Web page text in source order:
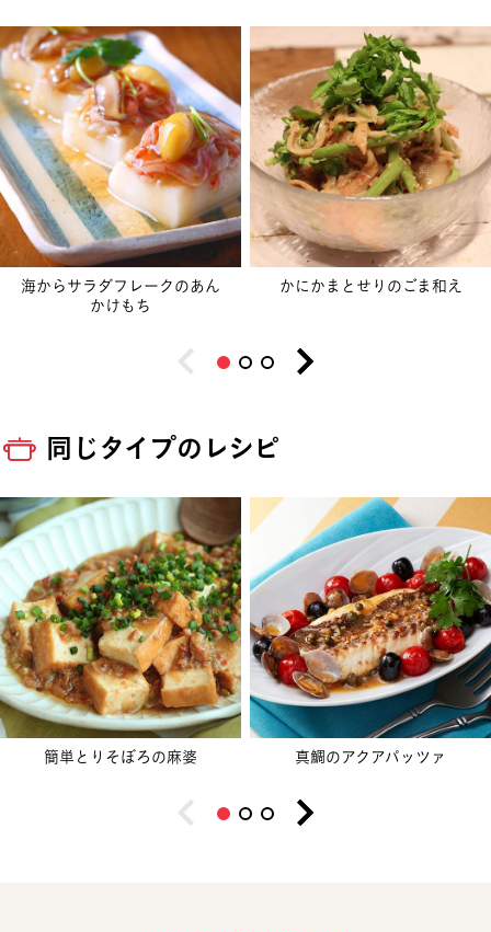
海からサラダフレークのあん
かけもち
かにかまとせりのごま和え
同じタイプのレシピ
簡単とりそぼろの麻婆 真鯛のアクアパッツァ